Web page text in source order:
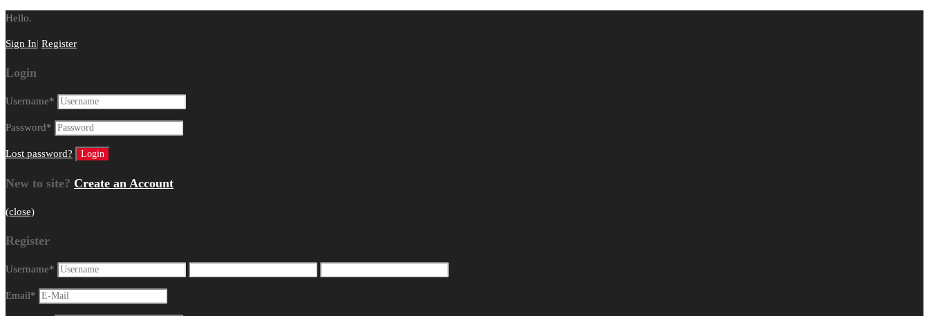
Hello.
Sign In| Register
Login
Username*
Password*
Lost password?
New to site? Create an Account
(close)
Register
Username*
Email*